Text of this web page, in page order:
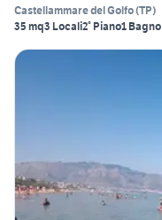
Castellammare del Golfo(TP)
35 mq3 Locali2° Piano1 Bagno